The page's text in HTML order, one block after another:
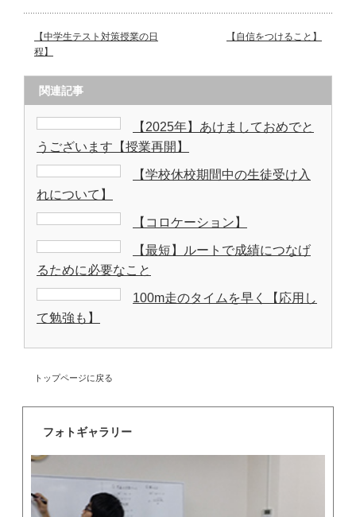
【中学生テスト対策授業の日
程】
【自信をつけること】
関連記事
【2025年】あけましておめでと
うございます【授業再開】
【学校休校期間中の生徒受け入
れについて】
【コロケーション】
【最短】ルートで成績につなげ
るために必要なこと
100m走のタイムを早く【応用し
て勉強も】
トップページに戻る
フォトギャラリー